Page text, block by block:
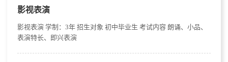
影视表演
影视表演 学制：3年 招生对象 初中毕业生 考试内容 朗诵、小品、
表演特长、即兴表演